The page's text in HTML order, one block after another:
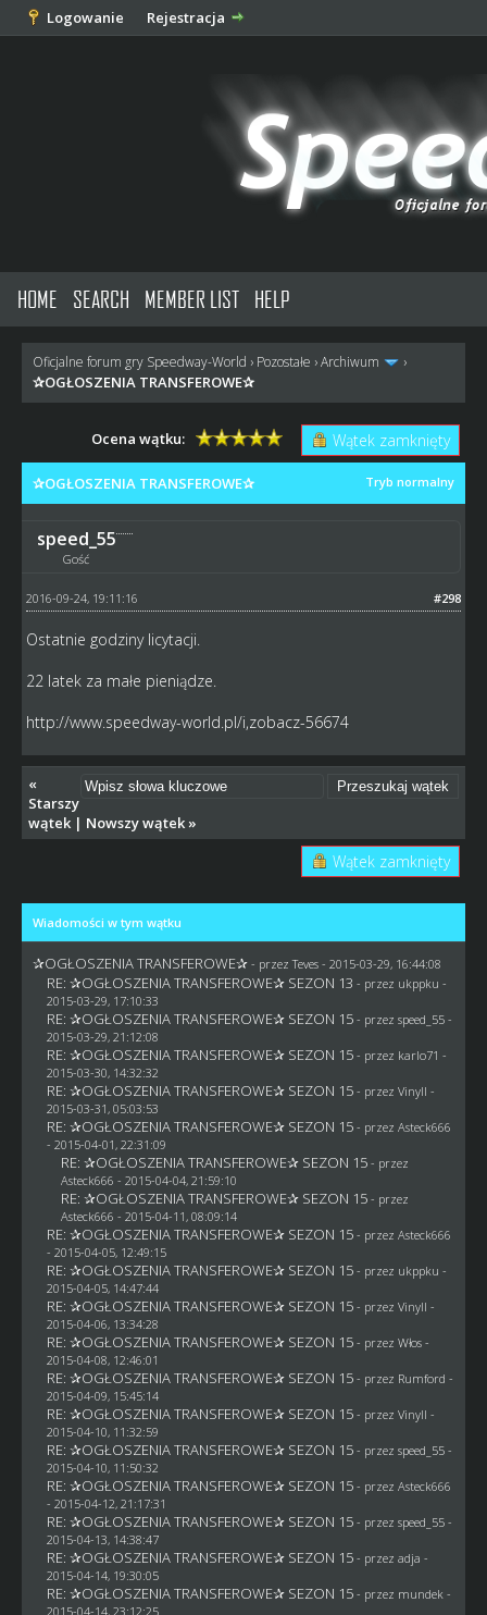
Logowanie Rejestracja
HOME SEARCH MEMBER LIST HELP
Oficjalne forum gry Speedway-World › Pozostałe ›Archiwum ›
✰OGŁOSZENIA TRANSFEROWE✰
Wątek zamknięty
Ocena wątku:
Tryb normalny
✰OGŁOSZENIA TRANSFEROWE✰
speed_55
Gość
#298
2016-09-24, 19:11:16
Ostatnie godziny licytacji.
22 latek za małe pieniądze.
http://www.speedway-world.pl/i,zobacz-56674
«
Starszy
wątek| Nowszy wątek»
Wątek zamknięty
Wiadomości w tym wątku
✰OGŁOSZENIA TRANSFEROWE✰ - przezTeves- 2015-03-29, 16:44:08
RE: ✰OGŁOSZENIA TRANSFEROWE✰ SEZON 13 - przez ukppku -
2015-03-29, 17:10:33
RE: ✰OGŁOSZENIA TRANSFEROWE✰ SEZON 15 - przez speed_55 -
2015-03-29, 21:12:08
RE: ✰OGŁOSZENIA TRANSFEROWE✰ SEZON 15 - przez karlo71 -
2015-03-30, 14:32:32
RE: ✰OGŁOSZENIA TRANSFEROWE✰ SEZON 15 - przez Vinyll -
2015-03-31, 05:03:53
RE: ✰OGŁOSZENIA TRANSFEROWE✰ SEZON 15 - przez Asteck666
- 2015-04-01, 22:31:09
RE: ✰OGŁOSZENIA TRANSFEROWE✰ SEZON 15 - przez
Asteck666 - 2015-04-04, 21:59:10
RE: ✰OGŁOSZENIA TRANSFEROWE✰ SEZON 15 - przez
Asteck666 - 2015-04-11, 08:09:14
RE: ✰OGŁOSZENIA TRANSFEROWE✰ SEZON 15 - przez Asteck666
- 2015-04-05, 12:49:15
RE: ✰OGŁOSZENIA TRANSFEROWE✰ SEZON 15 - przez ukppku -
2015-04-05, 14:47:44
RE: ✰OGŁOSZENIA TRANSFEROWE✰ SEZON 15 - przez Vinyll -
2015-04-06, 13:34:28
RE: ✰OGŁOSZENIA TRANSFEROWE✰ SEZON 15 - przez Włos-
2015-04-08, 12:46:01
RE: ✰OGŁOSZENIA TRANSFEROWE✰ SEZON 15 - przez Rumford -
2015-04-09, 15:45:14
RE: ✰OGŁOSZENIA TRANSFEROWE✰ SEZON 15 - przez Vinyll -
2015-04-10, 11:32:59
RE: ✰OGŁOSZENIA TRANSFEROWE✰ SEZON 15 - przez speed_55 -
2015-04-10, 11:50:32
RE: ✰OGŁOSZENIA TRANSFEROWE✰ SEZON 15 - przez Asteck666
- 2015-04-12, 21:17:31
RE: ✰OGŁOSZENIA TRANSFEROWE✰ SEZON 15 - przez speed_55 -
2015-04-13, 14:38:47
RE: ✰OGŁOSZENIA TRANSFEROWE✰ SEZON 15 - przez adja -
2015-04-14, 19:30:05
RE: ✰OGŁOSZENIA TRANSFEROWE✰ SEZON 15 - przez mundek -
2015-04-14, 23:12:25